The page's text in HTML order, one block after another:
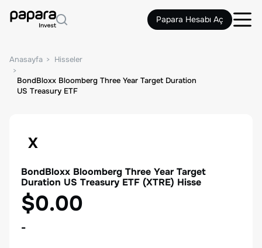
Papara Hesabı Aç
Anasayfa Hisseler
BondBloxx Bloomberg Three Year Target Duration
US Treasury ETF
X
BondBloxx Bloomberg Three Year Target
Duration US Treasury ETF (XTRE) Hisse
$0.00
-